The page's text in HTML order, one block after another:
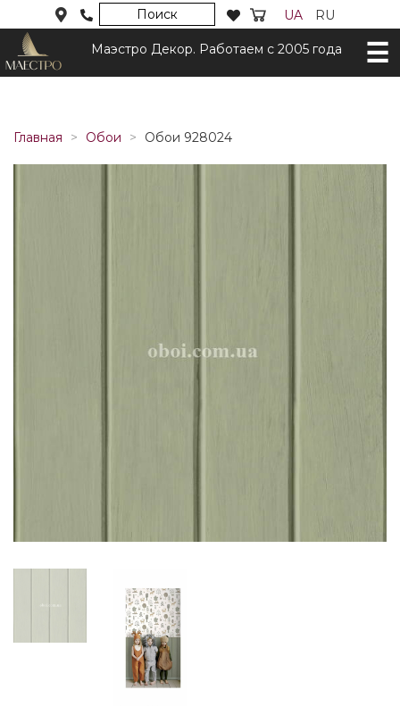
Поиск UA RU
Маэстро Декор. Работаем с 2005 года
Главная Обои Обои 928024